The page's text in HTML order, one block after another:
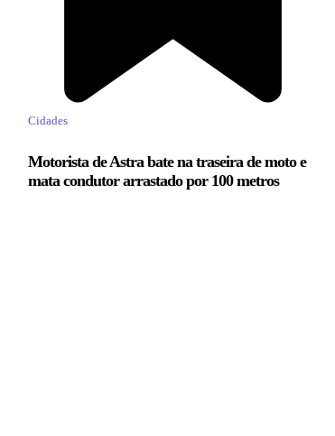
Cidades
Motorista de Astra bate na traseira de moto e
mata condutor arrastado por 100 metros